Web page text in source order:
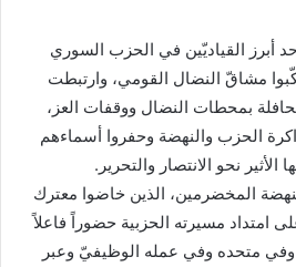
أبرز القياديّين في الحزب السوري
مشاقّ النضال القومي، وارتبطت
بمحطات النضال ووقفات العز،
الحزب والنهضة وحفروا أسماءهم
نحو الانتصار والتحرير.
المخضرمين، الذين خاضوا معترك
امتداد مسيرته الحزبية حضوراً فاعلاً
وفي متحده وفي عمله الوظيفيّ وعبر